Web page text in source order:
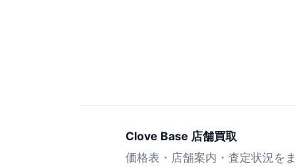
Clove Base 店舗買取
価格表・店舗案内・査定状況を